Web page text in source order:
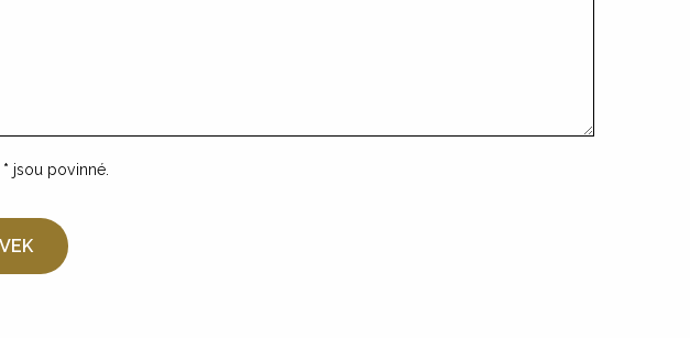
* jsou povinné.